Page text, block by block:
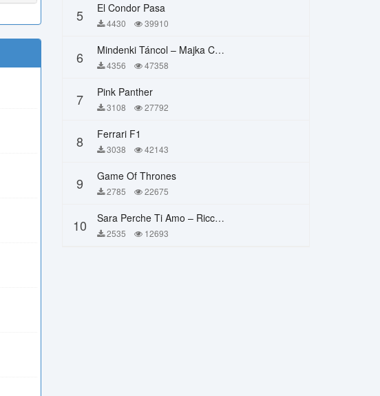
5 El Condor Pasa
4430 39910
6 Mindenki Táncol – Majka Curtis, Péter Majoros
4356 47358
7 Pink Panther
3108 27792
8 Ferrari F1
3038 42143
9 Game Of Thrones
2785 22675
10 Sara Perche Ti Amo – Ricchi E Poveri
2535 12693